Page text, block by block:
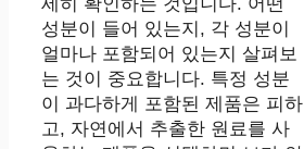
성분이 들어 있는지, 각 성분이
얼마나 포함되어 있는지 살펴보
는 것이 중요합니다. 특정 성분
이 과다하게 포함된 제품은 피하
고, 자연에서 추출한 원료를 사